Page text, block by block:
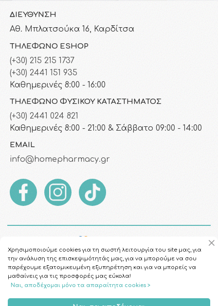
ΔΙΕΎΘΥΝΣΗ
Αθ. Μπλατσούκα 16, Καρδίτσα
ΤΗΛΈΦΩΝΟ ESHOP
(+30) 215 215 1737
(+30) 2441 151 935
Καθημερινές 8:00 - 16:00
ΤΗΛΈΦΩΝΟ ΦΥΣΙΚΟΎ ΚΑΤΑΣΤΉΜΑΤΟΣ
(+30) 2441 024 821
Καθημερινές 8:00 - 21:00 & Σάββατο 09:00 - 14:00
EMAIL
info@homepharmacy.gr
Χρησιμοποιούμε cookies για τη σωστή λειτουργία του site μας, για
την ανάλυση της επισκεψιμότητάς μας, για να μπορούμε να σου
παρέχουμε εξατομικευμένη εξυπηρέτηση και για να μπορείς να
μαθαίνεις για τις προσφορές μας εύκολα!
Ναι, αποδέχομαι μόνο τα απαραίτητα cookies >